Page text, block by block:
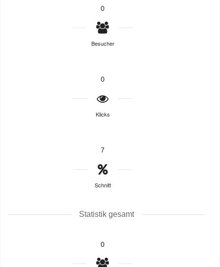
0
Besucher
0
Klicks
7
Schnitt
Statistik gesamt
0